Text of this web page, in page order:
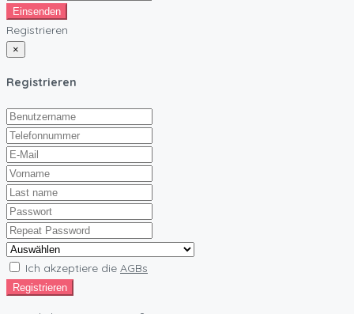
Einsenden
Registrieren
×
Registrieren
Ich akzeptiere die AGBs
Registrieren